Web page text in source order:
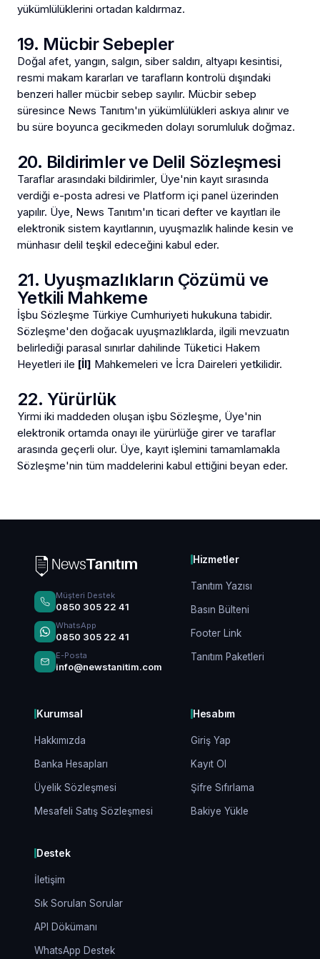
yükümlülüklerini ortadan kaldırmaz.
19. Mücbir Sebepler
Doğal afet, yangın, salgın, siber saldırı, altyapı kesintisi,
resmi makam kararları ve tarafların kontrolü dışındaki
benzeri haller mücbir sebep sayılır. Mücbir sebep
süresince News Tanıtım'ın yükümlülükleri askıya alınır ve
bu süre boyunca gecikmeden dolayı sorumluluk doğmaz.
20. Bildirimler ve Delil Sözleşmesi
Taraflar arasındaki bildirimler, Üye'nin kayıt sırasında
verdiği e-posta adresi ve Platform içi panel üzerinden
yapılır. Üye, News Tanıtım'ın ticari defter ve kayıtları ile
elektronik sistem kayıtlarının, uyuşmazlık halinde kesin ve
münhasır delil teşkil edeceğini kabul eder.
21. Uyuşmazlıkların Çözümü ve
Yetkili Mahkeme
İşbu Sözleşme Türkiye Cumhuriyeti hukukuna tabidir.
Sözleşme'den doğacak uyuşmazlıklarda, ilgili mevzuatın
belirlediği parasal sınırlar dahilinde Tüketici Hakem
Heyetleri ile [İl] Mahkemeleri ve İcra Daireleri yetkilidir.
22. Yürürlük
Yirmi iki maddeden oluşan işbu Sözleşme, Üye'nin
elektronik ortamda onayı ile yürürlüğe girer ve taraflar
arasında geçerli olur. Üye, kayıt işlemini tamamlamakla
Sözleşme'nin tüm maddelerini kabul ettiğini beyan eder.
Müşteri Destek
0850 305 22 41
WhatsApp
0850 305 22 41
E-Posta
info@newstanitim.com
Hizmetler
Tanıtım Yazısı
Basın Bülteni
Footer Link
Tanıtım Paketleri
Kurumsal
Hakkımızda
Banka Hesapları
Üyelik Sözleşmesi
Mesafeli Satış Sözleşmesi
Hesabım
Giriş Yap
Kayıt Ol
Şifre Sıfırlama
Bakiye Yükle
Destek
İletişim
Sık Sorulan Sorular
API Dökümanı
WhatsApp Destek